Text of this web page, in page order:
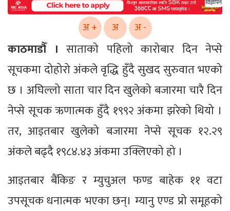
अ + अ अ -
काठमाडौँ । साताको पहिलो कारोबार दिन नेप्से
सूचकमा दोहोरो अंकले वृद्धि हुँदै सुखद सुरुवात भएको
छ । अघिल्लो साता चार दिन खुलेको बजारमा चारै दिन
नेप्से सूचक ऋणात्मक हुँदै १९९२ अंकमा झरेको थियो ।
तर, आइतबार खुलेको बजारमा नेप्से सूचक १२.२९
अंकले बढ्दै १९८४.४३ अंकमा उक्लिएको हो ।
आइतबार बैंकिङ र म्युचुअल फण्ड बाहेक ११ वटा
उपसूचक धनात्मक भएका छन्। म्यानु एण्ड प्रो समूहको